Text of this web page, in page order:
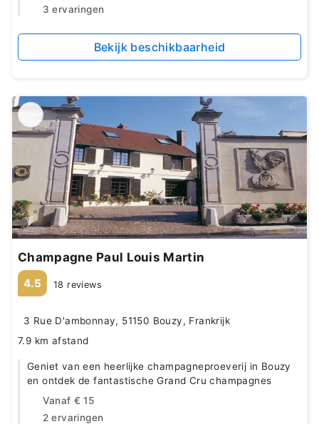
3 ervaringen
Bekijk beschikbaarheid
Champagne Paul Louis Martin
4.5 18 reviews
3 Rue D'ambonnay, 51150 Bouzy, Frankrijk
7.9 km afstand
Geniet van een heerlijke champagneproeverij in Bouzy
en ontdek de fantastische Grand Cru champagnes
Vanaf € 15
2 ervaringen